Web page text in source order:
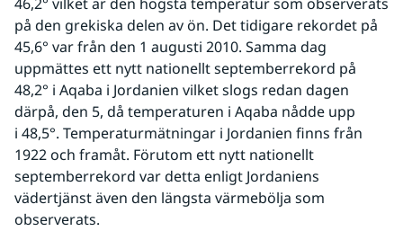
på den grekiska delen av ön. Det tidigare rekordet på
45,6° var från den 1 augusti 2010. Samma dag
uppmättes ett nytt nationellt septemberrekord på
48,2° i Aqaba i Jordanien vilket slogs redan dagen
därpå, den 5, då temperaturen i Aqaba nådde upp
i 48,5°. Temperaturmätningar i Jordanien finns från
1922 och framåt. Förutom ett nytt nationellt
septemberrekord var detta enligt Jordaniens
vädertjänst även den längsta värmebölja som
observerats.